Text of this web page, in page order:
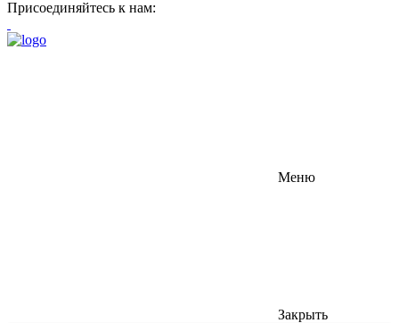
Присоединяйтесь к нам:
Меню
Закрыть